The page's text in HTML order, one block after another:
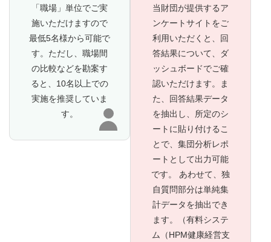
「職場」単位でご実
施いただけますので
最低5名様から可能で
す。ただし、職場間
の比較などを勘案す
ると、10名以上での
実施を推奨していま
す。
当財団が提供するア
ンケートサイトをご
利用いただくと、回
答結果について、ダ
ッシュボードでご確
認いただけます。ま
た、回答結果データ
を抽出し、所定のシ
ートに貼り付けるこ
とで、集団分析レポ
ートとして出力可能
です。 あわせて、独
自質問部分は単純集
計データを抽出でき
ます。（有料システ
ム（HPM健康経営支